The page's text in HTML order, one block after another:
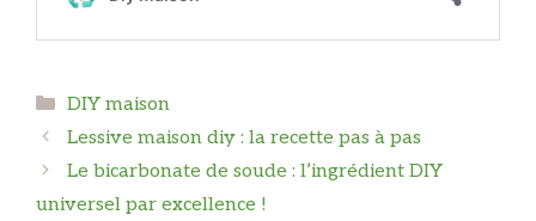
Catégories
DIY maison
Lessive maison diy : la recette pas à pas
Le bicarbonate de soude : l’ingrédient DIY
universel par excellence !